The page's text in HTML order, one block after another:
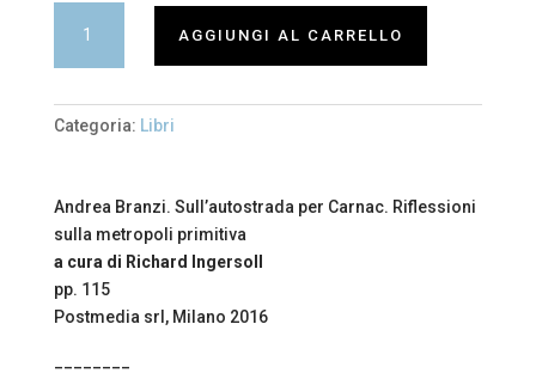
Branzi.
Sull'autostrada
Carnac.
metropoli
primitiva
quantità
AGGIUNGI AL CARRELLO
Categoria: Libri
Andrea Branzi. Sull’autostrada per Carnac. Riflessioni
sulla metropoli primitiva
a cura di Richard Ingersoll
pp. 115
Postmedia srl, Milano 2016
________